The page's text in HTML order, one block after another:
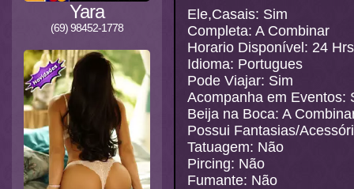
Yara
(69) 98452-1778
Ele,Casais: Sim
Completa: A Combinar
Horario Disponível: 24 Hrs
Idioma: Portugues
Pode Viajar: Sim
Acompanha em Eventos:
Beija na Boca: A
Possui Fantasias/
Tatuagem: Não
Pircing: Não
Fumante: Não